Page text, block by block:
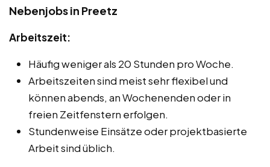
Nebenjobs in Preetz
Arbeitszeit:
Häufig weniger als 20 Stunden pro Woche.
Arbeitszeiten sind meist sehr flexibel und
können abends, an Wochenenden oder in
freien Zeitfenstern erfolgen.
Stundenweise Einsätze oder projektbasierte
Arbeit sind üblich.